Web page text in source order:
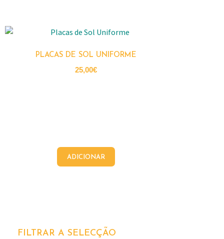
PLACAS DE SOL UNIFORME
25,00€
ADICIONAR
FILTRAR A SELECÇÃO